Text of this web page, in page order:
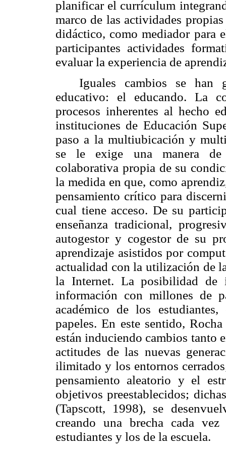
planificar el currículum
marco de las actividades
didáctico, como mediador para
participantes actividades
evaluar la experiencia de
Iguales cambios se han
educativo: el educando. La
procesos inherentes al hecho
instituciones de Educación
paso a la multiubicación y
se le exige una manera de
colaborativa propia de su
la medida en que, como
pensamiento crítico para
cual tiene acceso. De su
enseñanza tradicional,
autogestor y cogestor de su
aprendizaje asistidos por
actualidad con la utilización de
la Internet. La posibilidad de
información con millones de
académico de los
papeles. En este sentido,
están induciendo cambios tanto
actitudes de las nuevas
ilimitado y los entornos
pensamiento aleatorio y el
objetivos preestablecidos;
(Tapscott, 1998), se
creando una brecha cada
estudiantes y los de la escuela.